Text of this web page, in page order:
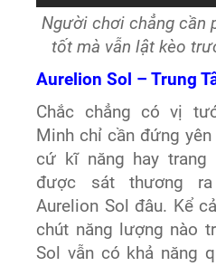
Người chơi chẳng cần
tốt mà vẫn lật kèo
Aurelion Sol – Trung
Chắc chẳng có vị
Minh chỉ cần đứng
cứ kĩ năng hay
được sát thương
Aurelion Sol đâu. Kể
chút năng lượng nào
Sol vẫn có khả năng